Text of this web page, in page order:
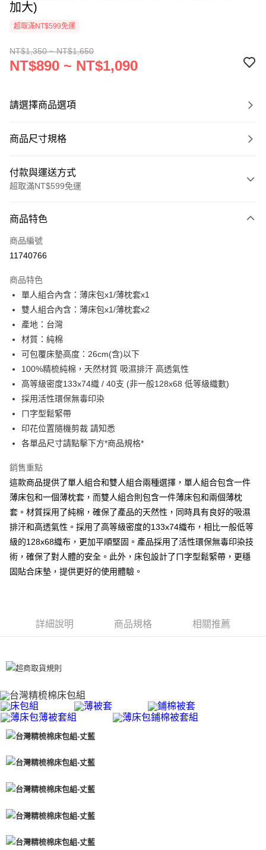
加大)
超取滿NT$599免運
NT$1,350 ~ NT$1,650
NT$890 ~ NT$1,090
請選擇商品選項
商品尺寸規格
付款與運送方式
超取滿NT$599免運
信用卡一次付款
超商取貨付款
Apple Pay
街口支付
悠遊付
全盈+PAY
ATM付款
運送方式
全家取貨付款
每筆NT$60，滿NT$599(含以上)免運費
離島-全家取貨付款
每筆NT$60
付款後全家取貨
7-11取貨付款
每筆NT$60
付款後7-11取貨
每筆NT$100，滿NT$1,500(含以上)免運費
商品特色
商品編號
11740766
商品特色
單人組合內含：薄床包x1/薄枕套x1
雙人組合內含：薄床包x1/薄枕套x2
產地：台灣
材質：純棉
可包覆床墊高度：26cm(含)以下
100%精梳純棉，天然材質 吸濕排汗 高透氣性
高等級密度133x74織 / 40支 (非一般128x68 低等級織數)
採用活性環保無毒印染
ㄇ字型鬆緊帶
印花位置隨機剪裁 請知悉
各單品尺寸請點擊下方*商品規格*
銷售重點
這款商品提供了單人組合和雙人組合兩種選擇，單人組合包含一件
薄床包和一個薄枕套，而雙人組合則包含一件薄床包和兩個薄枕
套。材質採用了純棉，確保了產品的天然性，同時具有良好的吸濕
排汗和高透氣性。採用了高等級密度的133x74織布，相比一般低等
級的128x68織布，更加平順堅固。產品採用了活性環保無毒印染技
術，確保了對人體的安全。此外，床包設計了ㄇ字型鬆緊帶，更穩
固貼合床墊，提供更好的使用體驗。
詳細說明 商品規格 相關推薦